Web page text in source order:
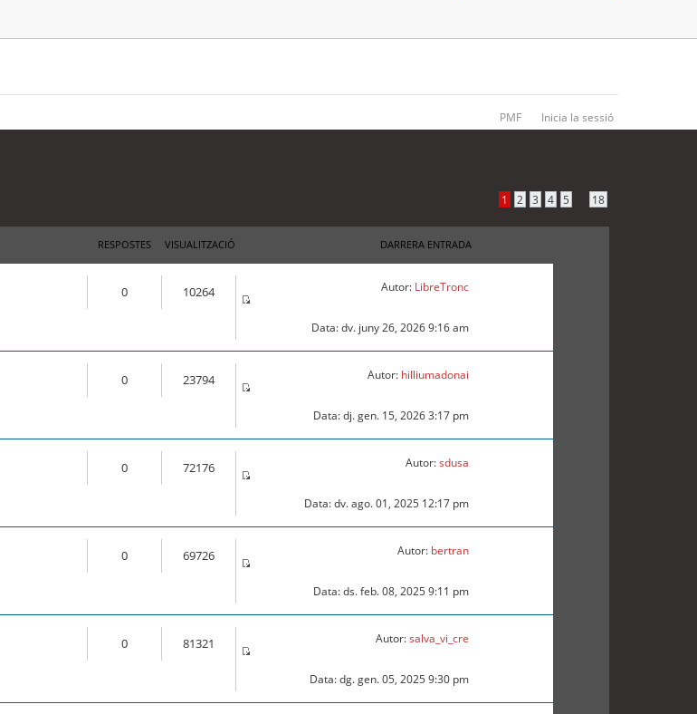
PMF Inicia la sessió
1 2 3 4 5 18
RESPOSTES VISUALITZACIÓ DARRERA ENTRADA
0 10264 Autor: LibreTronc
Data: dv. juny 26, 2026 9:16 am
0 23794 Autor: hilliumadonai
Data: dj. gen. 15, 2026 3:17 pm
0 72176 Autor:sdusa
Data: dv. ago. 01, 2025 12:17 pm
0 69726 Autor: bertran
Data: ds. feb. 08, 2025 9:11 pm
0 81321 Autor:salva_vi_cre
Data: dg. gen. 05, 2025 9:30 pm